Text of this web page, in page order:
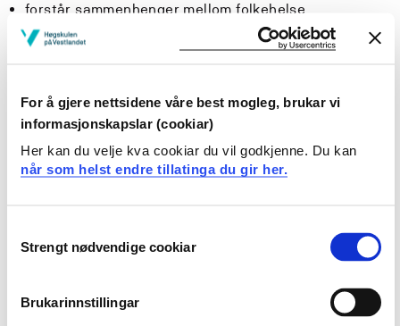
For å gjere nettsidene våre best mogleg, brukar vi
informasjonskapslar (cookiar)
Her kan du velje kva cookiar du vil godkjenne. Du kan
når som helst endre tillatinga du gir her.
Selection
Strengt nødvendige cookiar
Brukarinnstillingar
forstår sammenhenger mellom folkehelse,
planlegging, utbygging og bærekraftig utvikling
har kunnskap om utfordringer i samfunnsplanlegging
forvaltningsnivå
har kunnskap om ulike plantyper og relevant lovverk i
arealplanlegging
har kunnskap om de grunnleggende prinsippene i
samfunnsvitenskapelig metodebruk
Studenten
har innsikt i sammenhengen mellom folkehelse og